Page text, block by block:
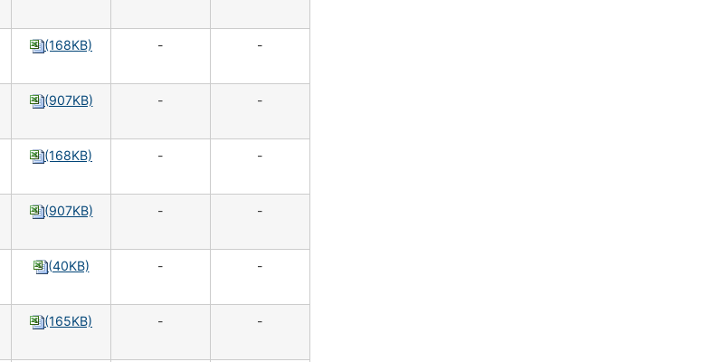
(168KB) - -
(907KB) - -
(168KB) - -
(907KB) - -
(40KB) - -
(165KB) - -